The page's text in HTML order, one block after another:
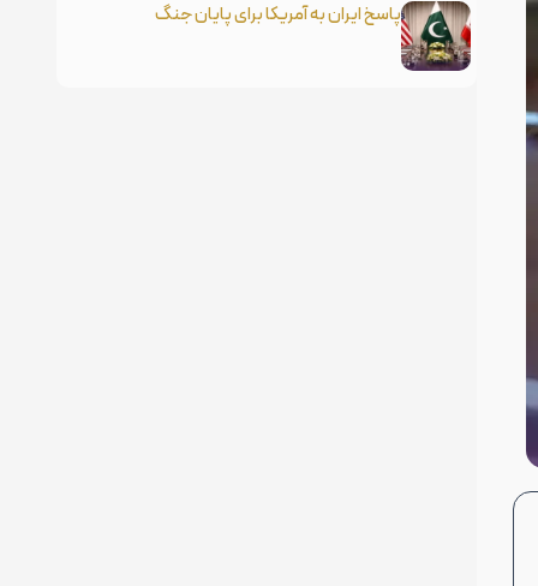
پاسخ ایران به آمریکا برای پایان جنگ